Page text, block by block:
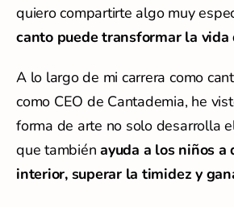
quiero compartirte algo muy
canto puede transformar la vida
A lo largo de mi carrera como
como CEO de Cantademia, he
forma de arte no solo desarrolla
que tambiénayuda a los niños a
interior, superar la timidez y